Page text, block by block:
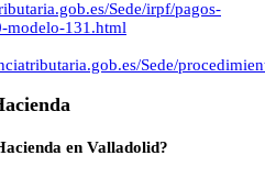
Sede/irpf/pagos-
modelo-131.html
Sede/
en Valladolid?